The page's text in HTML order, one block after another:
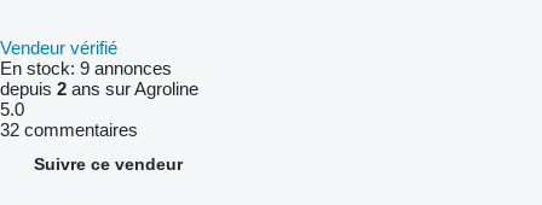
Vendeur vérifié
En stock: 9 annonces
depuis 2 ans sur Agroline
5.0
32 commentaires
Suivre ce vendeur